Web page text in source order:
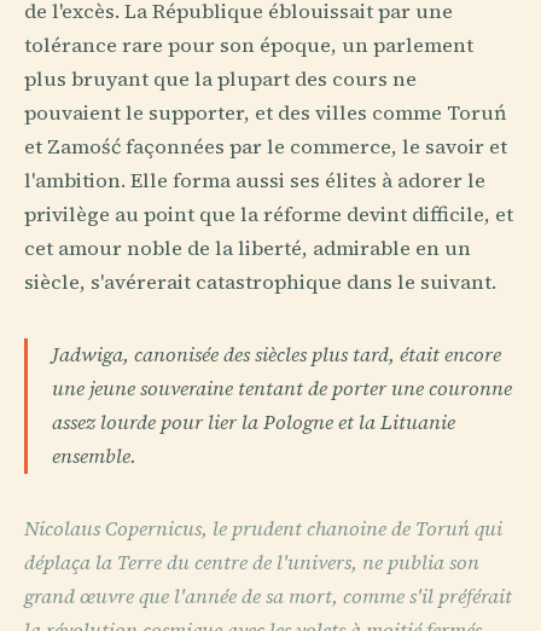
de l'excès. La République éblouissait par une
tolérance rare pour son époque, un parlement
plus bruyant que la plupart des cours ne
pouvaient le supporter, et des villes comme Toruń
et Zamość façonnées par le commerce, le savoir et
l'ambition. Elle forma aussi ses élites à adorer le
privilège au point que la réforme devint difficile, et
cet amour noble de la liberté, admirable en un
siècle, s'avérerait catastrophique dans le suivant.
Jadwiga, canonisée des siècles plus tard, était encore
une jeune souveraine tentant de porter une couronne
assez lourde pour lier la Pologne et la Lituanie
ensemble.
Nicolaus Copernicus, le prudent chanoine de Toruń qui
déplaça la Terre du centre de l'univers, ne publia son
grand œuvre que l'année de sa mort, comme s'il préférait